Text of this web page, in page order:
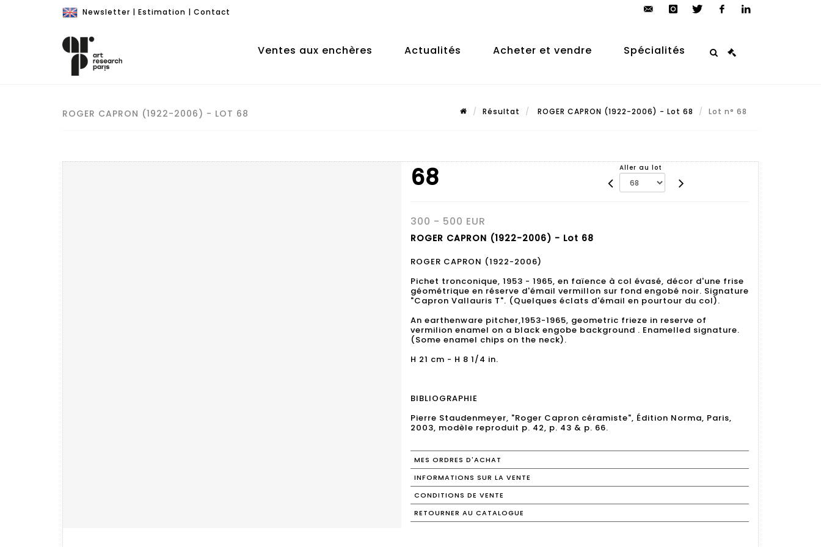
Newsletter | Estimation | Contact
auction.com
Ventes aux enchères Actualités Acheter et vendre Spécialités
ROGER CAPRON (1922-2006) - LOT 68 Résultat ROGER CAPRON (1922-2006) - Lot 68 Lot n° 68
68 Aller au lot
300 - 500 EUR
ROGER CAPRON (1922-2006) - Lot 68
ROGER CAPRON (1922-2006)
Pichet tronconique, 1953 - 1965, en faïence à col évasé, décor d'une frise
géométrique en réserve d'émail vermillon sur fond engobé noir. Signature
"Capron Vallauris T". (Quelques éclats d'émail en pourtour du col).
An earthenware pitcher,1953-1965, geometric frieze in reserve of
vermilion enamel on a black engobe background . Enamelled signature.
(Some enamel chips on the neck).
H 21 cm - H 8 1/4 in.
BIBLIOGRAPHIE
Pierre Staudenmeyer, "Roger Capron céramiste", Édition Norma, Paris,
2003, modèle reproduit p. 42, p. 43 & p. 66.
MES ORDRES D'ACHAT
INFORMATIONS SUR LA VENTE
CONDITIONS DE VENTE
RETOURNER AU CATALOGUE